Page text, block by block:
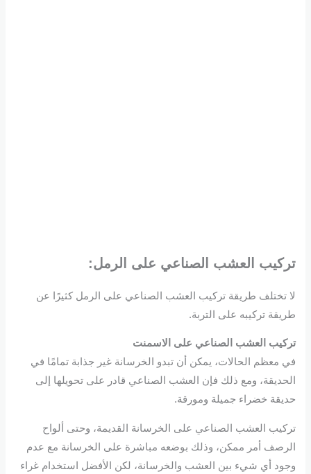
تركيب العشب الصناعي على الرمل:
لا تختلف طريقة تركيب العشب الصناعي على الرمل كثيرًا عن
طريقة تركيبه على التربة.
تركيب العشب الصناعيعلى الاسمنت
في معظم الحالات، يمكن أن تبدو الخرسانة غير جذابة تمامًا في
الحديقة، ومع ذلك فإن العشب الصناعي قادر على تحويلها إلى
حديقة خضراء جميلة ومورقة.
تركيب العشب الصناعي على الخرسانة القديمة، وحتى ألواح
الرصف أمر ممكن، وذلك بوضعه مباشرة على الخرسانة مع عدم
وجود أي شيء بين العشب والخرسانة، لكن الأفضل استخدام غراء